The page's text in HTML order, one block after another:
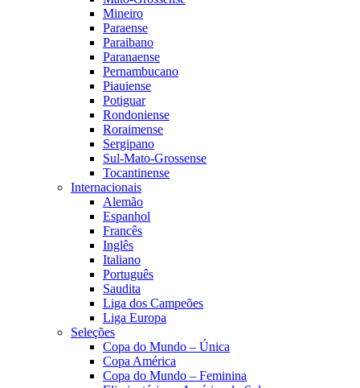
Mineiro
Paraense
Paraibano
Paranaense
Pernambucano
Piauiense
Potiguar
Rondoniense
Roraimense
Sergipano
Sul-Mato-Grossense
Tocantinense
Internacionais
Alemão
Espanhol
Francês
Inglês
Italiano
Português
Saudita
Liga dos Campeões
Liga Europa
Seleções
Copa do Mundo – Única
Copa América
Copa do Mundo – Feminina